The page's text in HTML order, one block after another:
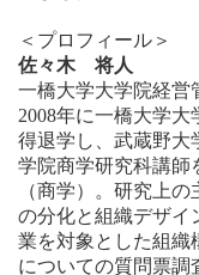
＜プロフィール＞
佐々木 将人
一橋大学大学院経営
2008年に一橋大学
得退学し、武蔵野大
学院商学研究科講師
（商学）。研究上
の分化と組織デザイ
業を対象とした組織
についての質問票調